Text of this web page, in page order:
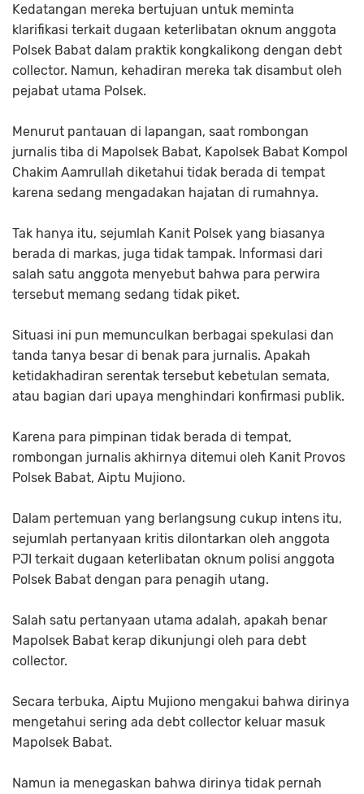
Kedatangan mereka bertujuan untuk meminta
klarifikasi terkait dugaan keterlibatan oknum anggota
Polsek Babat dalam praktik kongkalikong dengan debt
collector. Namun, kehadiran mereka tak disambut oleh
pejabat utama Polsek.
Menurut pantauan di lapangan, saat rombongan
jurnalis tiba di Mapolsek Babat, Kapolsek Babat Kompol
Chakim Aamrullah diketahui tidak berada di tempat
karena sedang mengadakan hajatan di rumahnya.
Tak hanya itu, sejumlah Kanit Polsek yang biasanya
berada di markas, juga tidak tampak. Informasi dari
salah satu anggota menyebut bahwa para perwira
tersebut memang sedang tidak piket.
Situasi ini pun memunculkan berbagai spekulasi dan
tanda tanya besar di benak para jurnalis. Apakah
ketidakhadiran serentak tersebut kebetulan semata,
atau bagian dari upaya menghindari konfirmasi publik.
Karena para pimpinan tidak berada di tempat,
rombongan jurnalis akhirnya ditemui oleh Kanit Provos
Polsek Babat, Aiptu Mujiono.
Dalam pertemuan yang berlangsung cukup intens itu,
sejumlah pertanyaan kritis dilontarkan oleh anggota
PJI terkait dugaan keterlibatan oknum polisi anggota
Polsek Babat dengan para penagih utang.
Salah satu pertanyaan utama adalah, apakah benar
Mapolsek Babat kerap dikunjungi oleh para debt
collector.
Secara terbuka, Aiptu Mujiono mengakui bahwa dirinya
mengetahui sering ada debt collector keluar masuk
Mapolsek Babat.
Namun ia menegaskan bahwa dirinya tidak pernah